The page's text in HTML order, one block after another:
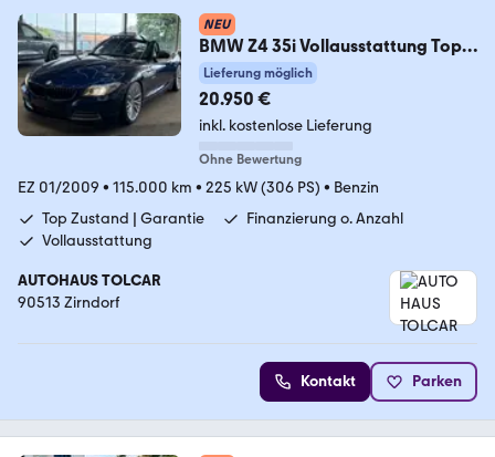
NEU
BMW Z4 35i Vollausstattung Top
Zustand Garantie
Lieferung möglich
20.950 €
inkl. kostenlose Lieferung
Ohne Bewertung
EZ 01/2009 • 115.000 km • 225 kW (306 PS) • Benzin
Top Zustand | Garantie
Finanzierung o. Anzahl
Vollausstattung
AUTOHAUS TOLCAR
90513 Zirndorf
Kontakt Parken